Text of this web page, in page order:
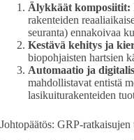
Älykkäät komposiitit:
rakenteiden
seuranta) ennakoivaa
Kestävä kehitys ja
biopohjaisten hartsien
Automaatio ja
mahdollistavat entistä
lasikuiturakenteiden
Johtopäätös: GRP-